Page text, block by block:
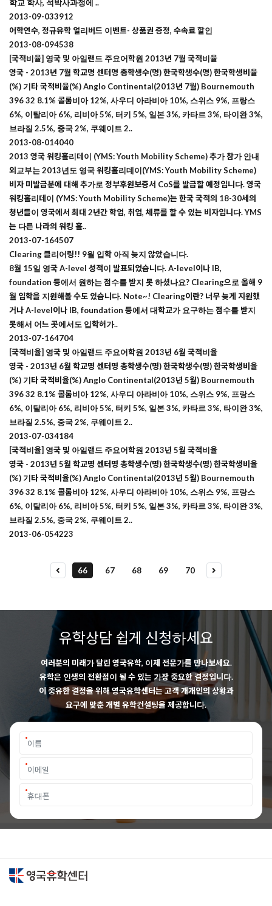
학교 학사, 석박사과정에 ..
2013-09-033912
어학연수, 정규유학 얼리버드 이벤트- 상품권 증정, 수속료 할인
2013-08-094538
[국적비율] 영국 및 아일랜드 주요어학원 2013년 7월 국적비율
영국 - 2013년 7월 학교명 센터명 총학생수(명) 한국학생수(명) 한국학생비율
(%) 기타 국적비율(%) Anglo Continental(2013년 7월) Bournemouth
396 32 8.1% 콜롬비아 12%, 사우디 아라비아 10%, 스위스 9%, 프랑스
6%, 이탈리아 6%, 리비아 5%, 터키 5%, 일본 3%, 카타르 3%, 타이완 3%,
브라질 2.5%, 중국 2%, 쿠웨이트 2..
2013-08-014040
2013 영국 워킹홀리데이 (YMS: Youth Mobility Scheme) 추가 참가 안내
외교부는 2013년도 영국 워킹홀리데이(YMS: Youth Mobility Scheme)
비자 미발급분에 대해 추가로 정부후원보증서 CoS를 발급할 예정입니다. 영국
워킹홀리데이 (YMS: Youth Mobility Scheme)는 한국 국적의 18-30세의
청년들이 영국에서 최대 2년간 학업, 취업, 체류를 할 수 있는 비자입니다. YMS
는 다른 나라의 워킹 홀..
2013-07-164507
Clearing 클리어링!! 9월 입학 아직 늦지 않았습니다.
8월 15일 영국 A-level 성적이 발표되었습니다. A-level이나 IB,
foundation 등에서 원하는 점수를 받지 못 하셨나요? Clearing으로 올해 9
월 입학을 지원해볼 수도 있습니다. Note~! Clearing이란? 너무 늦게 지원했
거나 A-level이나 IB, foundation 등에서 대학교가 요구하는 점수를 받지
못해서 어느 곳에서도 입학허가..
2013-07-164704
[국적비율] 영국 및 아일랜드 주요어학원 2013년 6월 국적비율
영국 - 2013년 6월 학교명 센터명 총학생수(명) 한국학생수(명) 한국학생비율
(%) 기타 국적비율(%) Anglo Continental(2013년 5월) Bournemouth
396 32 8.1% 콜롬비아 12%, 사우디 아라비아 10%, 스위스 9%, 프랑스
6%, 이탈리아 6%, 리비아 5%, 터키 5%, 일본 3%, 카타르 3%, 타이완 3%,
브라질 2.5%, 중국 2%, 쿠웨이트 2..
2013-07-034184
[국적비율] 영국 및 아일랜드 주요어학원 2013년 5월 국적비율
영국 - 2013년 5월 학교명 센터명 총학생수(명) 한국학생수(명) 한국학생비율
(%) 기타 국적비율(%) Anglo Continental(2013년 5월) Bournemouth
396 32 8.1% 콜롬비아 12%, 사우디 아라비아 10%, 스위스 9%, 프랑스
6%, 이탈리아 6%, 리비아 5%, 터키 5%, 일본 3%, 카타르 3%, 타이완 3%,
브라질 2.5%, 중국 2%, 쿠웨이트 2..
2013-06-054223
66 67 68 69 70
유학상담 쉽게 신청하세요
여러분의 미래가 달린 영국유학, 이제 전문가를 만나보세요.
유학은 인생의 전환점이 될 수 있는 가장 중요한 결정입니다.
이 중유한 결정을 위해 영국유학센터는 고객 개개인의 상황과
요구에 맞춘 개별 유학컨설팅을 제공합니다.